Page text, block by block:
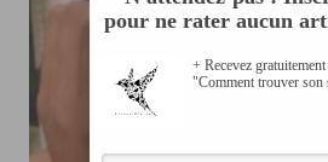
pour ne rater aucun
+ Recevez
"Comment trouver son